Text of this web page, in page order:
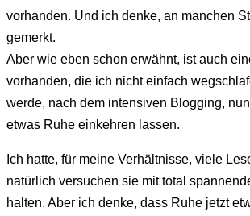
vorhanden. Und ich denke, an manchen
gemerkt.
Aber wie eben schon erwähnt, ist auch
vorhanden, die ich nicht einfach
werde, nach dem intensiven Blogging,
etwas Ruhe einkehren lassen.
Ich hatte, für meine Verhältnisse, viele
natürlich versuchen sie mit total
halten. Aber ich denke, dass Ruhe jetzt